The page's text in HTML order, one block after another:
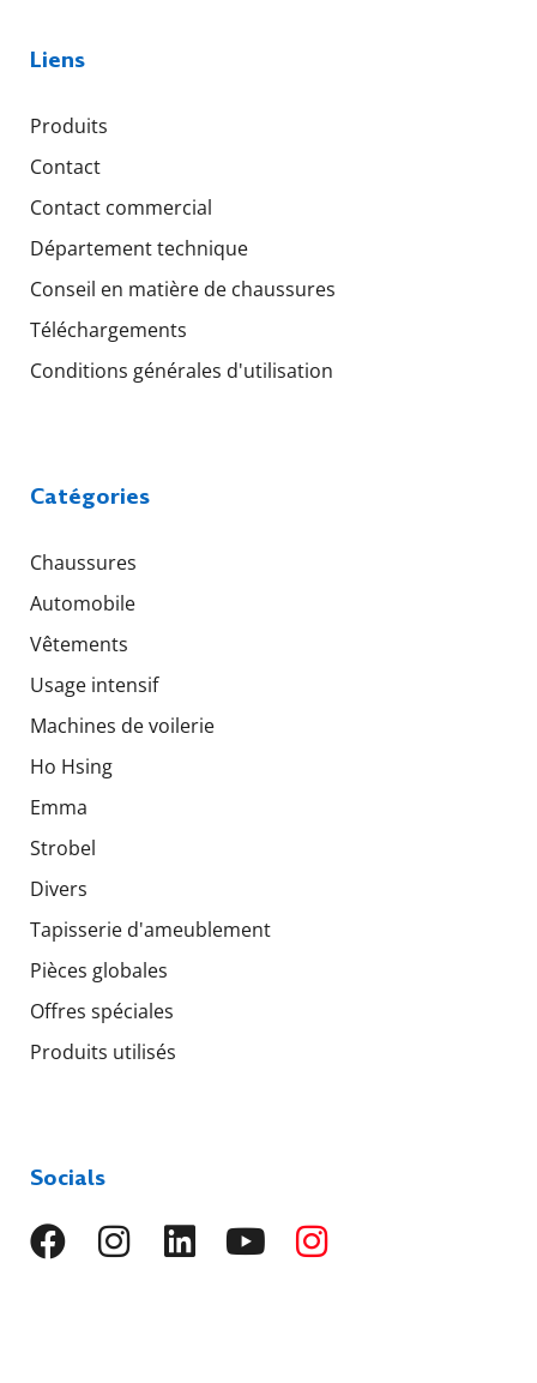
Liens
Produits
Contact
Contact commercial
Département technique
Conseil en matière de chaussures
Téléchargements
Conditions générales d'utilisation
Catégories
Chaussures
Automobile
Vêtements
Usage intensif
Machines de voilerie
Ho Hsing
Emma
Strobel
Divers
Tapisserie d'ameublement
Pièces globales
Offres spéciales
Produits utilisés
Socials